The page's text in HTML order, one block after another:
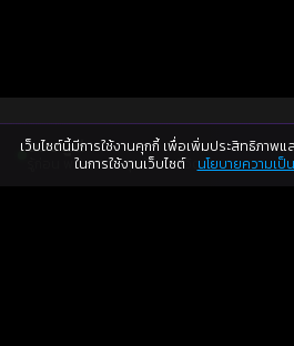
065-426-4945
เว็บไซต์นี้มีการใช้งานคุกกี้ เพื่อเพิ่มประสิทธิภาพ
ในการใช้งานเว็บไซต์
นโยบายความเ
ดวงดูดี
รู้ก่อน พร้อมกว่า ทุกจังหวะชีวิต